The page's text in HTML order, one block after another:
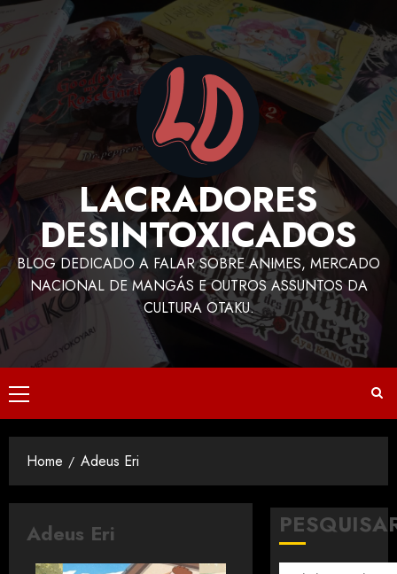
LACRADORES
DESINTOXICADOS
BLOG DEDICADO A FALAR SOBRE ANIMES, MERCADO
NACIONAL DE MANGÁS E OUTROS ASSUNTOS DA
CULTURA OTAKU.
Home Adeus Eri
Adeus Eri